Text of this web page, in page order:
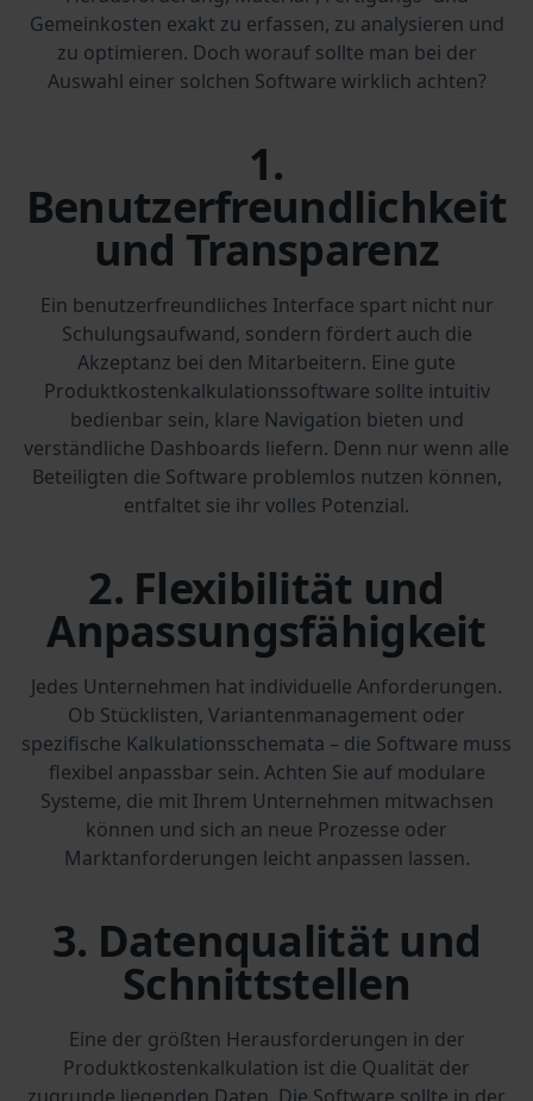
Gemeinkosten exakt zu erfassen, zu analysieren und
zu optimieren. Doch worauf sollte man bei der
Auswahl einer solchen Software wirklich achten?
1.
Benutzerfreundlichkeit
und Transparenz
Ein benutzerfreundliches Interface spart nicht nur
Schulungsaufwand, sondern fördert auch die
Akzeptanz bei den Mitarbeitern. Eine gute
Produktkostenkalkulationssoftware sollte intuitiv
bedienbar sein, klare Navigation bieten und
verständliche Dashboards liefern. Denn nur wenn alle
Beteiligten die Software problemlos nutzen können,
entfaltet sie ihr volles Potenzial.
2. Flexibilität und
Anpassungsfähigkeit
Jedes Unternehmen hat individuelle Anforderungen.
Ob Stücklisten, Variantenmanagement oder
spezifische Kalkulationsschemata – die Software muss
flexibel anpassbar sein. Achten Sie auf modulare
Systeme, die mit Ihrem Unternehmen mitwachsen
können und sich an neue Prozesse oder
Marktanforderungen leicht anpassen lassen.
3. Datenqualität und
Schnittstellen
Eine der größten Herausforderungen in der
Produktkostenkalkulation ist die Qualität der